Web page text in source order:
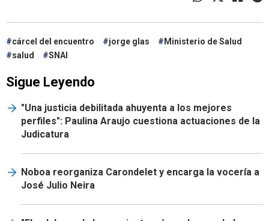
cárcel del encuentro jorge glas
Ministerio de Salud
salud
SNAI
Sigue Leyendo
"Una justicia debilitada ahuyenta a los mejores
perfiles": Paulina Araujo cuestiona actuaciones de la
Judicatura
Noboa reorganiza Carondelet y encarga la vocería a
José Julio Neira